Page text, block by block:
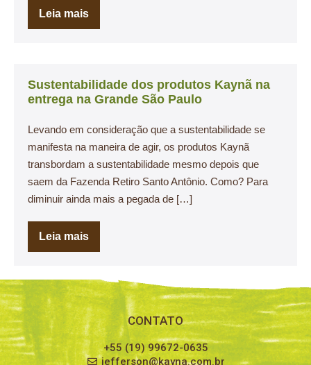
Leia mais
Sustentabilidade dos produtos Kaynã na
entrega na Grande São Paulo
Levando em consideração que a sustentabilidade se
manifesta na maneira de agir, os produtos Kaynã
transbordam a sustentabilidade mesmo depois que
saem da Fazenda Retiro Santo Antônio. Como? Para
diminuir ainda mais a pegada de […]
Leia mais
CONTATO
+55 (19) 99672-0635
jefferson@kayna.com.br